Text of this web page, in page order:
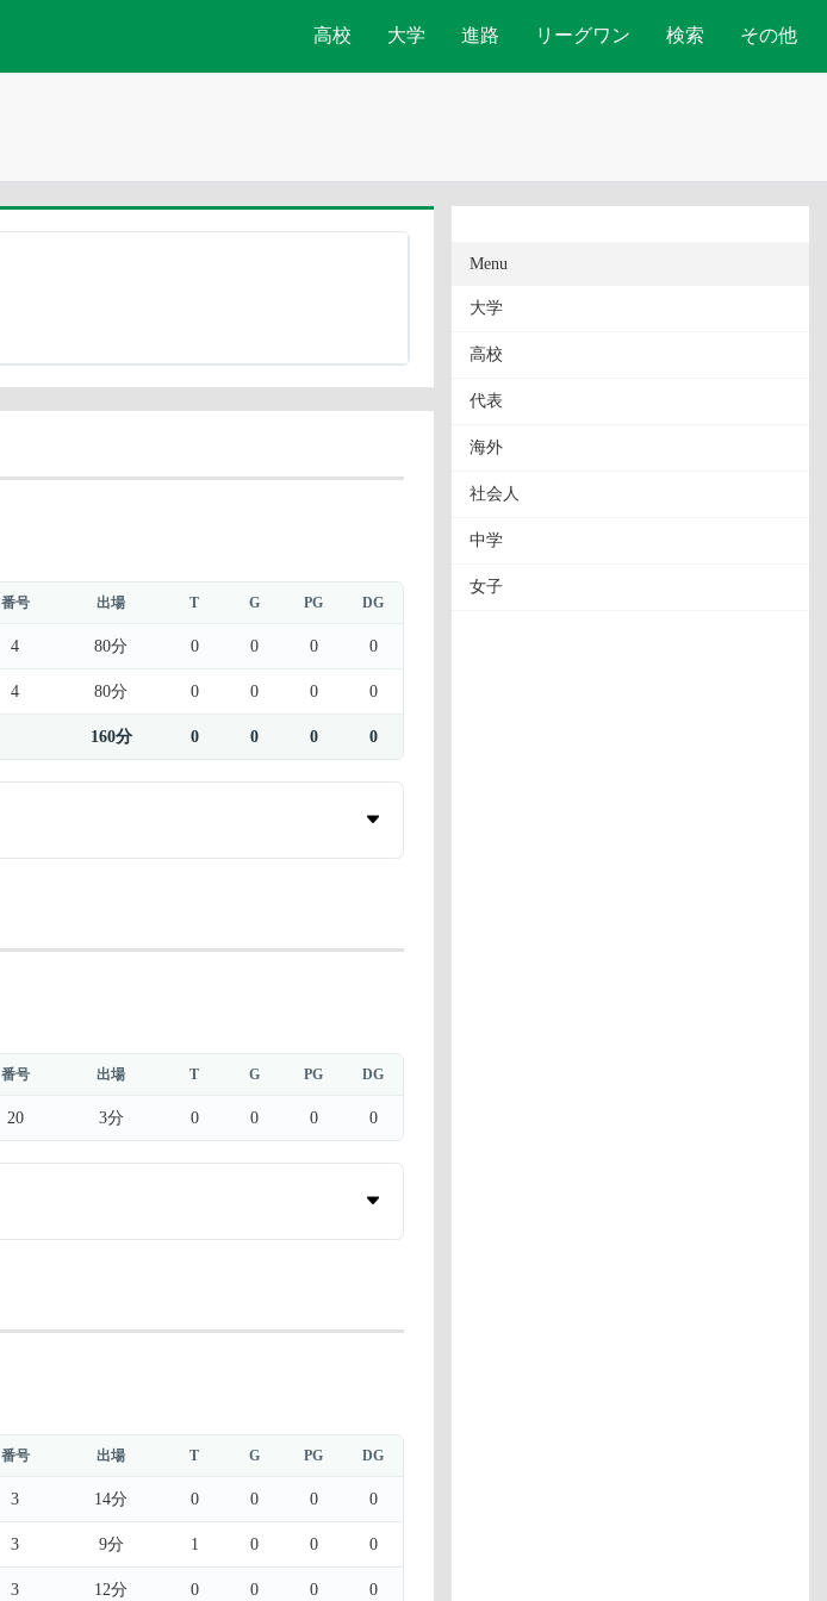
高校 大学 進路 リーグワン 検索 その他
番号 出場 T G PG DG
4 80分 0 0 0 0
4 80分 0 0 0 0
160分 0 0 0 0
番号 出場 T G PG DG
20 3分 0 0 0 0
番号 出場 T G PG DG
3 14分 0 0 0 0
3 9分 1 0 0 0
3 12分 0 0 0 0
Menu
大学
高校
代表
海外
社会人
中学
女子